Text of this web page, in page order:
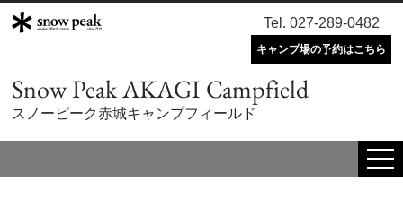
Snow Peak AKAGI Campfield
スノーピーク赤城キャンプフィールド
Tel. 027-289-0482
キャンプ場の予約はこちら